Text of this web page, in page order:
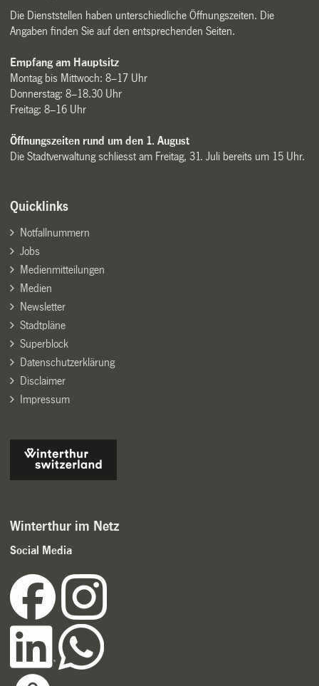
Die Dienststellen haben unterschiedliche Öffnungszeiten. Die
Angaben finden Sie auf den entsprechenden Seiten.
Empfang am Hauptsitz
Montag bis Mittwoch: 8–17 Uhr
Donnerstag: 8–18.30 Uhr
Freitag: 8–16 Uhr
Öffnungszeiten rund um den 1. August
Die Stadtverwaltung schliesst am Freitag, 31. Juli bereits um 15 Uhr.
Quicklinks
Notfallnummern
Jobs
Medienmitteilungen
Medien
Newsletter
Stadtpläne
Superblock
Datenschutzerklärung
Disclaimer
Impressum
Winterthur im Netz
Social Media